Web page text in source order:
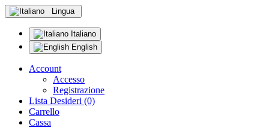
Lingua
Italiano
English
Account
Accesso
Registrazione
Lista Desideri (0)
Carrello
Cassa